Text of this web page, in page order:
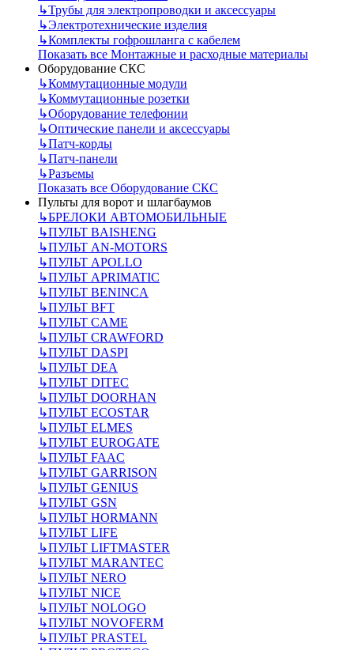
↳Трубы для электропроводки и аксессуары
↳Электротехнические изделия
↳Комплекты гофрошланга с кабелем
Показать все Монтажные и расходные материалы
Оборудование СКС
↳Коммутационные модули
↳Коммутационные розетки
↳Оборудование телефонии
↳Оптические панели и аксессуары
↳Патч-корды
↳Патч-панели
↳Разъемы
Показать все Оборудование СКС
Пульты для ворот и шлагбаумов
↳БРЕЛОКИ АВТОМОБИЛЬНЫЕ
↳ПУЛЬТ BAISHENG
↳ПУЛЬТ AN-MOTORS
↳ПУЛЬТ APOLLO
↳ПУЛЬТ APRIMATIC
↳ПУЛЬТ BENINCA
↳ПУЛЬТ BFT
↳ПУЛЬТ CAME
↳ПУЛЬТ CRAWFORD
↳ПУЛЬТ DASPI
↳ПУЛЬТ DEA
↳ПУЛЬТ DITEC
↳ПУЛЬТ DOORHAN
↳ПУЛЬТ ECOSTAR
↳ПУЛЬТ ELMES
↳ПУЛЬТ EUROGATE
↳ПУЛЬТ FAAC
↳ПУЛЬТ GARRISON
↳ПУЛЬТ GENIUS
↳ПУЛЬТ GSN
↳ПУЛЬТ HORMANN
↳ПУЛЬТ LIFE
↳ПУЛЬТ LIFTMASTER
↳ПУЛЬТ MARANTEC
↳ПУЛЬТ NERO
↳ПУЛЬТ NICE
↳ПУЛЬТ NOLOGO
↳ПУЛЬТ NOVOFERM
↳ПУЛЬТ PRASTEL